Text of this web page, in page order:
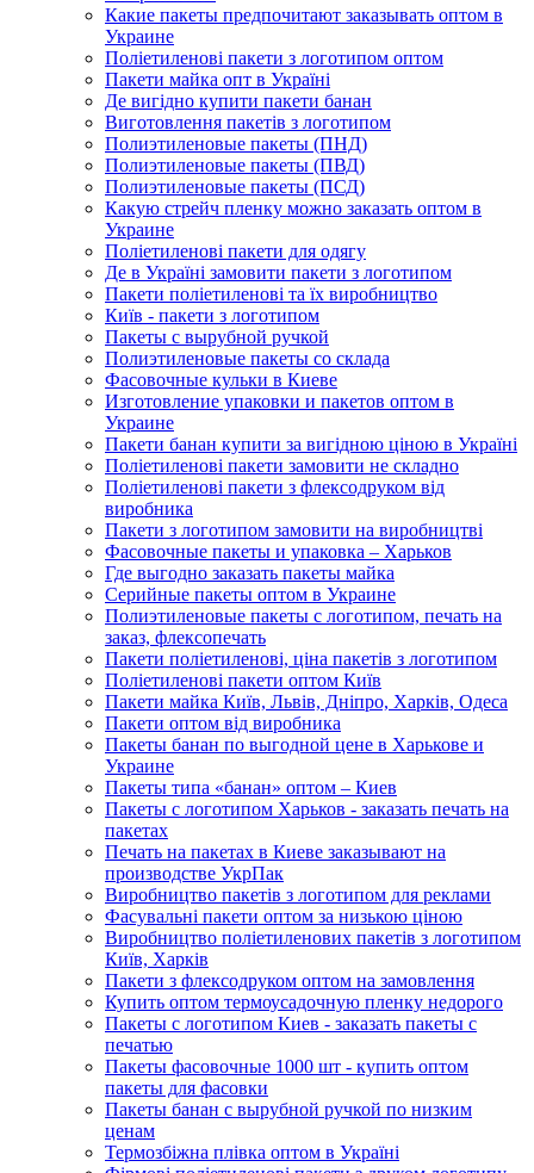
Какие пакеты предпочитают заказывать оптом в
Украине
Поліетиленові пакети з логотипом оптом
Пакети майка опт в Україні
Де вигідно купити пакети банан
Виготовлення пакетів з логотипом
Полиэтиленовые пакеты (ПНД)
Полиэтиленовые пакеты (ПВД)
Полиэтиленовые пакеты (ПСД)
Какую стрейч пленку можно заказать оптом в
Украине
Поліетиленові пакети для одягу
Де в Україні замовити пакети з логотипом
Пакети поліетиленові та їх виробництво
Київ - пакети з логотипом
Пакеты с вырубной ручкой
Полиэтиленовые пакеты со склада
Фасовочные кульки в Киеве
Изготовление упаковки и пакетов оптом в
Украине
Пакети банан купити за вигідною ціною в Україні
Поліетиленові пакети замовити не складно
Поліетиленові пакети з флексодруком від
виробника
Пакети з логотипом замовити на виробництві
Фасовочные пакеты и упаковка – Харьков
Где выгодно заказать пакеты майка
Серийные пакеты оптом в Украине
Полиэтиленовые пакеты с логотипом, печать на
заказ, флексопечать
Пакети поліетиленові, ціна пакетів з логотипом
Поліетиленові пакети оптом Київ
Пакети майка Київ, Львів, Дніпро, Харків, Одеса
Пакети оптом від виробника
Пакеты банан по выгодной цене в Харькове и
Украине
Пакеты типа «банан» оптом – Киев
Пакеты с логотипом Харьков - заказать печать на
пакетах
Печать на пакетах в Киеве заказывают на
производстве УкрПак
Виробництво пакетів з логотипом для реклами
Фасувальні пакети оптом за низькою ціною
Виробництво поліетиленових пакетів з логотипом
Київ, Харків
Пакети з флексодруком оптом на замовлення
Купить оптом термоусадочную пленку недорого
Пакеты с логотипом Киев - заказать пакеты с
печатью
Пакеты фасовочные 1000 шт - купить оптом
пакеты для фасовки
Пакеты банан с вырубной ручкой по низким
ценам
Термозбіжна плівка оптом в Україні